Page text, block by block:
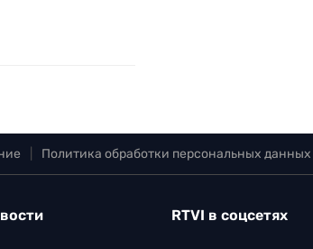
Политика обработки персональных данных
RTVI в соцсетях